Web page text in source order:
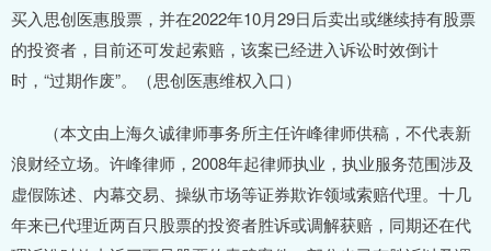
买入思创医惠股票，并在2022年10月29日后卖出或继续持有股票
的投资者，目前还可发起索赔，该案已经进入诉讼时效倒计
时，“过期作废”。（思创医惠维权入口）
（本文由上海久诚律师事务所主任许峰律师供稿，不代表新
浪财经立场。许峰律师，2008年起律师执业，执业服务范围涉及
虚假陈述、内幕交易、操纵市场等证券欺诈领域索赔代理。十几
年来已代理近两百只股票的投资者胜诉或调解获赔，同期还在代